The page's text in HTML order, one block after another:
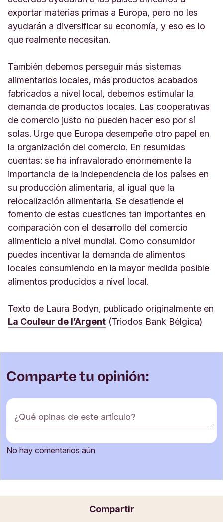
exportar materias primas a Europa, pero no les
ayudarán a diversificar su economía, y eso es lo
que realmente necesitan.
También debemos perseguir más sistemas
alimentarios locales, más productos acabados
fabricados a nivel local, debemos estimular la
demanda de productos locales. Las cooperativas
de comercio justo no pueden hacer eso por sí
solas. Urge que Europa desempeñe otro papel en
la organización del comercio. En resumidas
cuentas: se ha infravalorado enormemente la
importancia de la independencia de los países en
su producción alimentaria, al igual que la
relocalización alimentaria. Se desatiende el
fomento de estas cuestiones tan importantes en
comparación con el desarrollo del comercio
alimenticio a nivel mundial. Como consumidor
puedes incentivar la demanda de alimentos
locales consumiendo en la mayor medida posible
alimentos producidos a nivel local.
Texto de Laura Bodyn, publicado originalmente en
La Couleur de l’Argent (Triodos Bank Bélgica)
Comparte tu opinión:
F
o
m
a
¿Qué opinas de este artículo?
Correo electrónico
No hay comentarios aún
Compartir